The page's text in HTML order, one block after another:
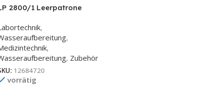
2800/1 Leerpatrone
,
,
,
, Zubehör
12684720
vorrätig